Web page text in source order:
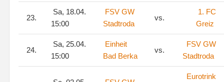
23.
Sa, 18.04.
15:00
FSV GW
Stadtroda
vs.
1. FC
Greiz
24.
Sa, 25.04.
15:00
Einheit
Bad Berka
vs.
FSV GW
Stadtroda
Eurotrink